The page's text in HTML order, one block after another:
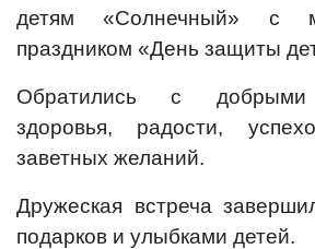
детям «Солнечный» с
праздником «День защиты
Обратились с добрыми
здоровья, радости,
заветных желаний.
Дружеская встреча
подарков и улыбками детей.